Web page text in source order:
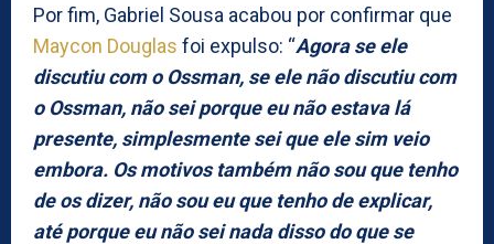
Por fim, Gabriel Sousa acabou por confirmar que
Maycon Douglas foi expulso: “Agora se ele
discutiu com o Ossman, se ele não discutiu com
o Ossman, não sei porque eu não estava lá
presente, simplesmente sei que ele sim veio
embora. Os motivos também não sou que tenho
de os dizer, não sou eu que tenho de explicar,
até porque eu não sei nada disso do que se